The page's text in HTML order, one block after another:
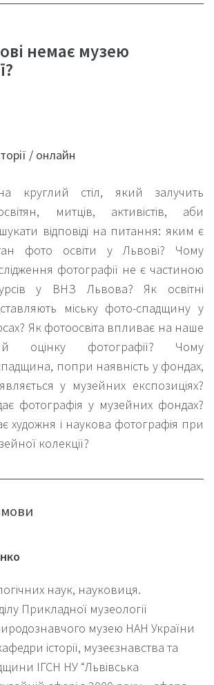
немає музею
/ онлайн
круглий стіл, який залучить
митців, активістів, аби
відповіді на питання: яким є
фото освіти у Львові? Чому
фотографії не є частиною
у ВНЗ Львова? Як освітні
міську фото-спадщину у
Як фотоосвіта впливає на наше
оцінку фотографії? Чому
попри наявність у фондах,
у музейних експозиціях?
фотографія у музейних фондах?
художня і наукова фотографія при
колекції?
наук, науковиця.
Прикладної музеології
музею НАН України
історії, музеєзнавства та
ІГСН НУ “Львівська